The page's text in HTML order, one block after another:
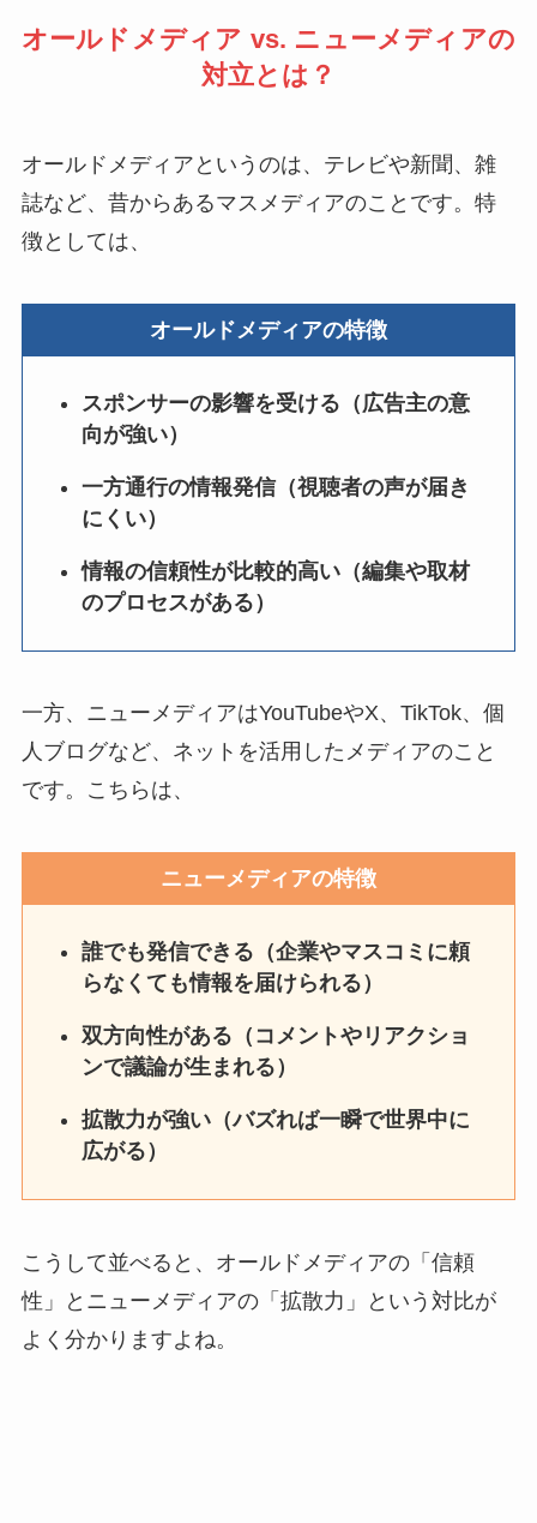
オールドメディア vs. ニューメディアの
対立とは？
オールドメディアというのは、テレビや新聞、雑
誌など、昔からあるマスメディアのことです。特
徴としては、
オールドメディアの特徴
スポンサーの影響を受ける（広告主の意
向が強い）
一方通行の情報発信（視聴者の声が届き
にくい）
情報の信頼性が比較的高い（編集や取材
のプロセスがある）
一方、ニューメディアはYouTubeやX、TikTok、個
人ブログなど、ネットを活用したメディアのこと
です。こちらは、
ニューメディアの特徴
誰でも発信できる（企業やマスコミに頼
らなくても情報を届けられる）
双方向性がある（コメントやリアクショ
ンで議論が生まれる）
拡散力が強い（バズれば一瞬で世界中に
広がる）
こうして並べると、オールドメディアの「信頼
性」とニューメディアの「拡散力」という対比が
よく分かりますよね。